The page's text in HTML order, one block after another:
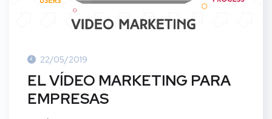
22/05/2019
EL VÍDEO MARKETING PARA
EMPRESAS